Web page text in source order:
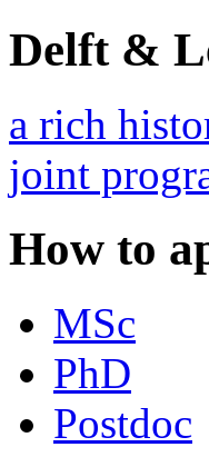
Delft &
a rich
joint
How to
MSc
PhD
Postdoc